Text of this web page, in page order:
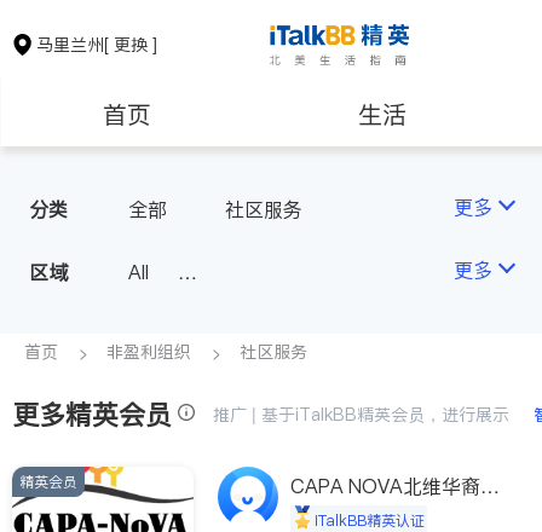
马里兰州[ 更换 ]
首页 生活
保险理财
银行贷款
建筑装修 教育
养老 非盈利组织
分类 全部 社区服务 更多
区域
All
D.C.)
更多
首页 非盈利组织 社区服务
更多精英会员 推广 | 基于iTalkBB精英会员，进行展示
精英会员
CAPA NOVA北维华裔家
长会iTalkBB精英认证